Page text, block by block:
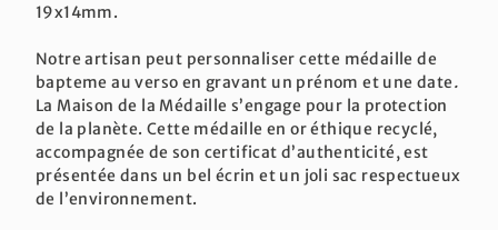
19x14mm.
Notre artisan peut personnaliser cette médaille de
bapteme au verso en gravant un prénom et une date.
La Maison de la Médaille s’engage pour la protection
de la planète. Cette médaille en or éthique recyclé,
accompagnée de son certificat d’authenticité, est
présentée dans un bel écrin et un joli sac respectueux
de l’environnement.